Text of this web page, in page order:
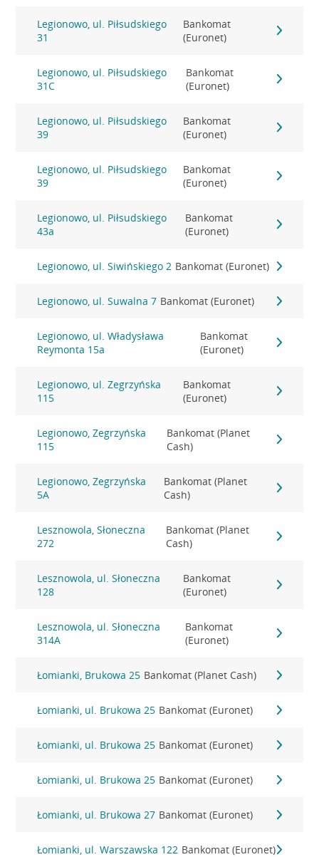
Legionowo, ul. Piłsudskiego
31
Bankomat
(Euronet)
Legionowo, ul. Piłsudskiego
31C
Bankomat
(Euronet)
Legionowo, ul. Piłsudskiego
39
Bankomat
(Euronet)
Legionowo, ul. Piłsudskiego
39
Bankomat
(Euronet)
Legionowo, ul. Piłsudskiego
43a
Bankomat
(Euronet)
Legionowo, ul. Siwińskiego 2 Bankomat (Euronet)
Legionowo, ul. Suwalna 7 Bankomat (Euronet)
Legionowo, ul. Władysława
Reymonta 15a
Bankomat
(Euronet)
Legionowo, ul. Zegrzyńska
115
Bankomat
(Euronet)
Legionowo, Zegrzyńska
115
Bankomat (Planet
Cash)
Legionowo, Zegrzyńska
5A
Bankomat (Planet
Cash)
Lesznowola, Słoneczna
272
Bankomat (Planet
Cash)
Lesznowola, ul. Słoneczna
128
Bankomat
(Euronet)
Lesznowola, ul. Słoneczna
314A
Bankomat
(Euronet)
Łomianki, Brukowa 25 Bankomat (Planet Cash)
Łomianki, ul. Brukowa 25 Bankomat (Euronet)
Łomianki, ul. Brukowa 25 Bankomat (Euronet)
Łomianki, ul. Brukowa 25 Bankomat (Euronet)
Łomianki, ul. Brukowa 27 Bankomat (Euronet)
Łomianki, ul. Warszawska 122 Bankomat (Euronet)